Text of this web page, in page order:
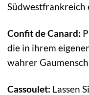
Südwestfrankreich
Confit de Canard:
die in ihrem
wahrer
Cassoulet: Lassen